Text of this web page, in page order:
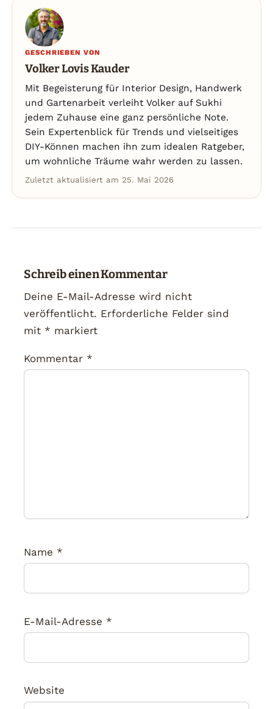
GESCHRIEBEN VON
Volker Lovis Kauder
Mit Begeisterung für Interior Design, Handwerk
und Gartenarbeit verleiht Volker auf Sukhi
jedem Zuhause eine ganz persönliche Note.
Sein Expertenblick für Trends und vielseitiges
DIY-Können machen ihn zum idealen Ratgeber,
um wohnliche Träume wahr werden zu lassen.
Zuletzt aktualisiert am 25. Mai 2026
Schreib einen Kommentar
Deine E-Mail-Adresse wird nicht
veröffentlicht. Erforderliche Felder sind
mit * markiert
Kommentar *
Name *
E-Mail-Adresse *
Website